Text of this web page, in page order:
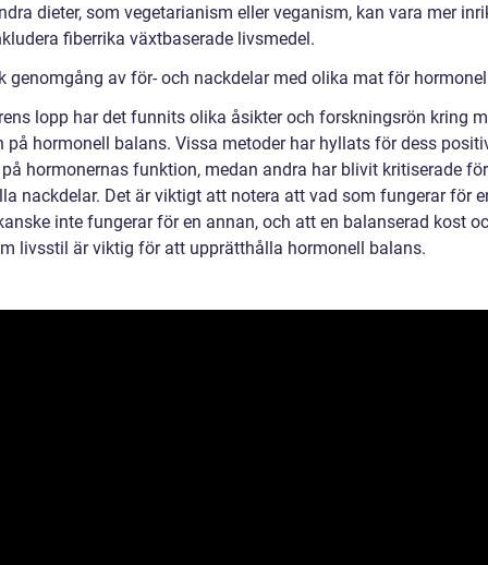
dieter, som vegetarianism eller veganism, kan vara mer
fiberrika växtbaserade livsmedel.
genomgång av för- och nackdelar med olika mat för
lopp har det funnits olika åsikter och forskningsrön kring
på hormonell balans. Vissa metoder har hyllats för dess
hormonernas funktion, medan andra har blivit kritiserade
nackdelar. Det är viktigt att notera att vad som fungerar för
inte fungerar för en annan, och att en balanserad kost
livsstil är viktig för att upprätthålla hormonell balans.